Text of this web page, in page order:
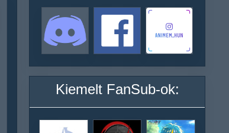
Kiemelt FanSub-ok: